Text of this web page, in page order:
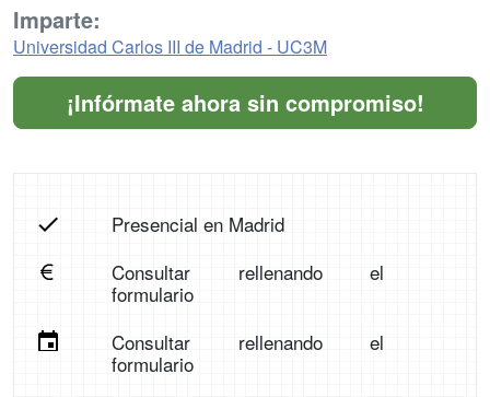
Imparte:
Universidad Carlos III de Madrid - UC3M
¡Infórmate ahora sin compromiso!
Presencial en Madrid
Consultar rellenando el
formulario
Consultar rellenando el
formulario